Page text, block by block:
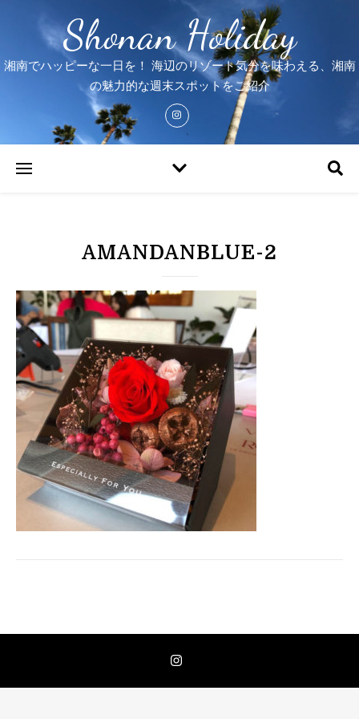
Shonan Holiday
湘南でハッピーな一日を！ 海辺のリゾート気分を味わえる、湘南
の魅力的な週末スポットをご紹介
AMANDANBLUE-2